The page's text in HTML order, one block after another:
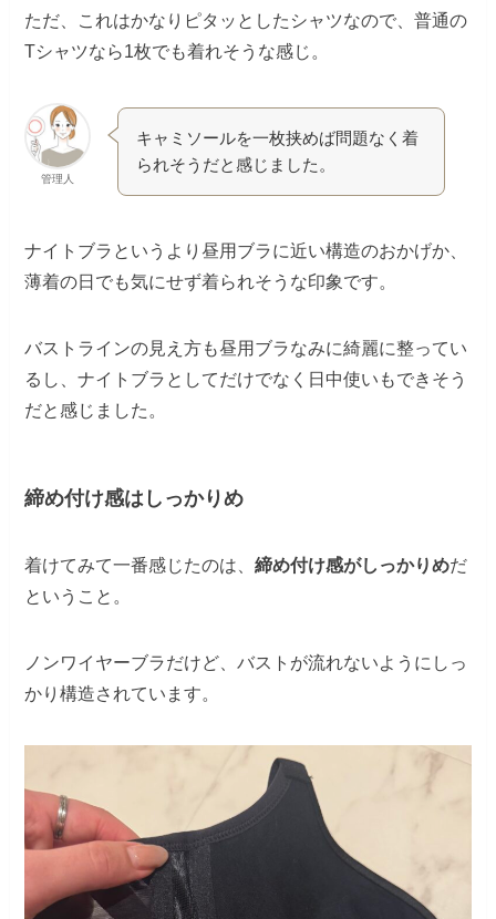
ただ、これはかなりピタッとしたシャツなので、普通の
Tシャツなら1枚でも着れそうな感じ。
管理人
キャミソールを一枚挟めば問題なく着
られそうだと感じました。
ナイトブラというより昼用ブラに近い構造のおかげか、
薄着の日でも気にせず着られそうな印象です。
バストラインの見え方も昼用ブラなみに綺麗に整ってい
るし、ナイトブラとしてだけでなく日中使いもできそう
だと感じました。
締め付け感はしっかりめ
着けてみて一番感じたのは、締め付け感がしっかりめだ
ということ。
ノンワイヤーブラだけど、バストが流れないようにしっ
かり構造されています。